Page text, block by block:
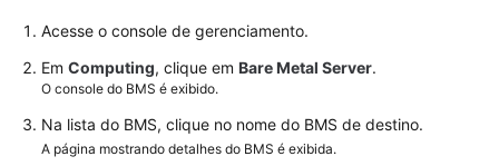
geral
Adição
de
Acesse o console de gerenciamento.
Em Computing, clique em Bare Metal Server.
O console do BMS é exibido.
Na lista do BMS, clique no nome do BMS de destino.
A página mostrando detalhes do BMS é exibida.